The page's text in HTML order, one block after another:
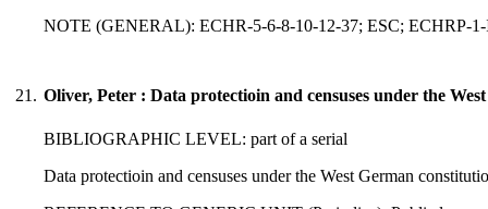
NOTE (GENERAL): ECHR-5-6-8-10-12-37; ESC; ECHRP-
21. Oliver, Peter : Data protectioin and censuses under the
BIBLIOGRAPHIC LEVEL: part of a serial
Data protectioin and censuses under the West German